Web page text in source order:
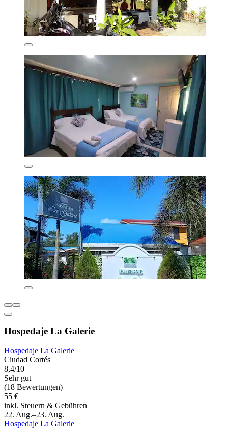
Hospedaje La Galerie
Hospedaje La Galerie
Ciudad Cortés
8,4/10
Sehr gut
(18 Bewertungen)
55 €
inkl. Steuern & Gebühren
22. Aug.–23. Aug.
Hospedaje La Galerie